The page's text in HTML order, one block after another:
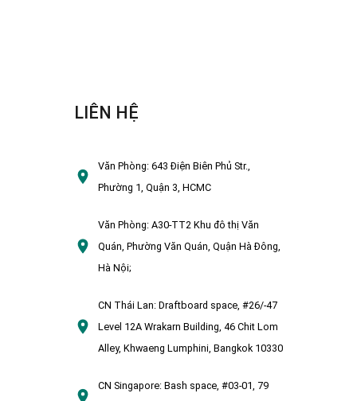
LIÊN HỆ
Văn Phòng:643 Điện Biên Phủ Str.,
Phường 1, Quận 3, HCMC
Văn Phòng:A30-TT2 Khu đô thị Văn
Quán, Phường Văn Quán, Quận Hà Đông,
Hà Nội;
CN Thái Lan: Draftboard space, #26/-47
Level 12A Wrakarn Building, 46 Chit Lom
Alley, Khwaeng Lumphini, Bangkok 10330
CN Singapore: Bash space, #03-01, 79